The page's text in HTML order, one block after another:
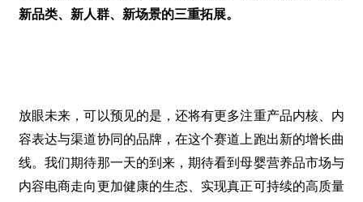
新品类、新人群、新场景的三重拓展。
放眼未来，可以预见的是，还将有更多注重产品内核、内
容表达与渠道协同的品牌，在这个赛道上跑出新的增长曲
线。我们期待那一天的到来，期待看到母婴营养品市场与
内容电商走向更加健康的生态、实现真正可持续的高质量